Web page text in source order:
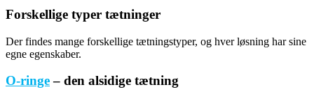
Forskellige typer tætninger
Der findes mange forskellige tætningstyper, og hver løsning har sine
egne egenskaber.
O-ringe– den alsidige tætning